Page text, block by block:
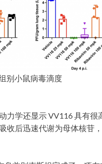
别小鼠病毒滴度
力学还显示 VV116 具有很
收后迅速代谢为母体核苷